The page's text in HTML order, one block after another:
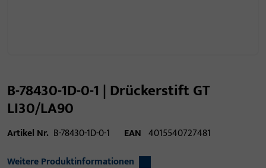
B-78430-1D-0-1 | Drückerstift GT
LI30/LA90
Artikel Nr. B-78430-1D-0-1 EAN 4015540727481
Weitere Produktinformationen